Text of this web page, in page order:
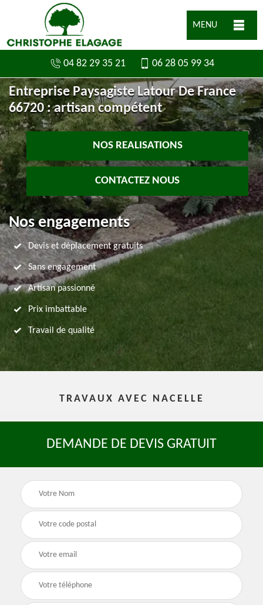
MENU
04 82 29 35 21 06 28 05 99 34
Entreprise Paysagiste Latour De France
66720 : artisan compétent
NOS REALISATIONS
CONTACTEZ NOUS
Nos engagements
Devis et déplacement gratuits
Sans engagement
Artisan passionné
Prix imbattable
Travail de qualité
TRAVAUX AVEC NACELLE
DEMANDE DE DEVIS GRATUIT